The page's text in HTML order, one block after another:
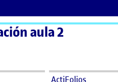
aula 2
ActiFolios